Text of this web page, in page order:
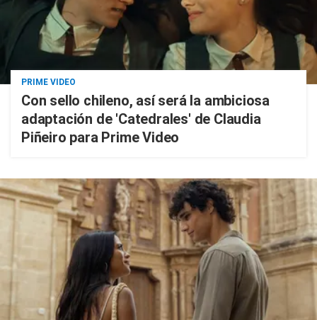
PRIME VIDEO
Con sello chileno, así será la ambiciosa
adaptación de 'Catedrales' de Claudia
Piñeiro para Prime Video